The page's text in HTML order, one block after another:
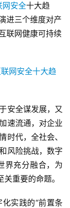
网安全十大趋
进三个维度对产
联网健康可持续
安全谋发展，又
速流通，对企业
时代，全社会、
风险挑战，数字
界充分融合，为
重要的命题。
实践的“前置条